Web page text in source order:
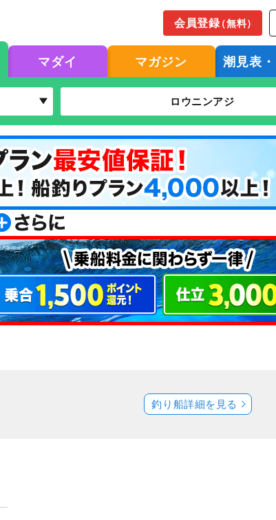
会員登録（無料）
マダイ マガジン 潮見表
ロウニンアジ
釣り船詳細を見る